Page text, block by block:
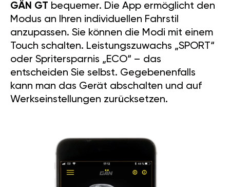
GÄN GT bequemer. Die App ermöglicht den
Modus an Ihren individuellen Fahrstil
anzupassen. Sie können die Modi mit einem
Touch schalten. Leistungszuwachs „SPORT“
oder Spritersparnis „ECO“ – das
entscheiden Sie selbst. Gegebenenfalls
kann man das Gerät abschalten und auf
Werkseinstellungen zurücksetzen.